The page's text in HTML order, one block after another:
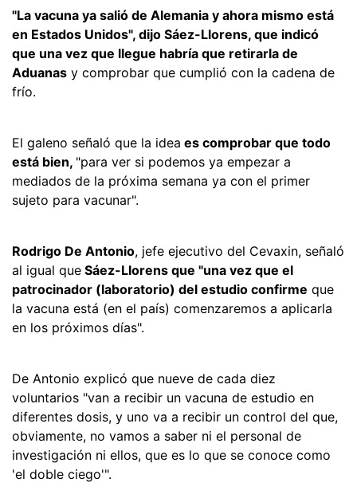
"La vacuna ya salió de Alemania y ahora mismo está
en Estados Unidos", dijo Sáez-Llorens, que indicó
que una vez que llegue habría que retirarla de
Aduanas y comprobar que cumplió con la cadena de
frío.
El galeno señaló que la idea es comprobar que todo
está bien, "para ver si podemos ya empezar a
mediados de la próxima semana ya con el primer
sujeto para vacunar".
Rodrigo De Antonio, jefe ejecutivo del Cevaxin, señaló
al igual que Sáez-Llorens que "una vez que el
patrocinador (laboratorio) del estudio confirme que
la vacuna está (en el país) comenzaremos a aplicarla
en los próximos días".
De Antonio explicó que nueve de cada diez
voluntarios "van a recibir un vacuna de estudio en
diferentes dosis, y uno va a recibir un control del que,
obviamente, no vamos a saber ni el personal de
investigación ni ellos, que es lo que se conoce como
'el doble ciego'".